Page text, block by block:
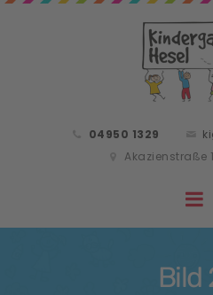
04950 1329
Akazienstraße
Bild